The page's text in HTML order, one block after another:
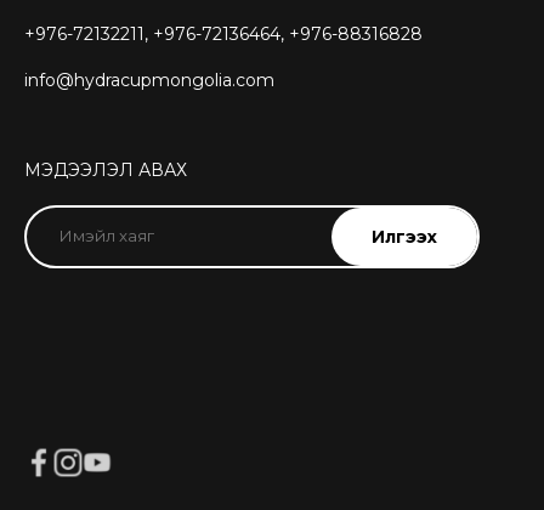
+976-72132211, +976-72136464, +976-88316828
info@hydracupmongolia.com
МЭДЭЭЛЭЛ АВАХ